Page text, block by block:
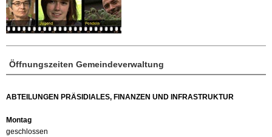
Öffnungszeiten Gemeindeverwaltung
ABTEILUNGEN PRÄSIDIALES, FINANZEN UND INFRASTRUKTUR
Montag
geschlossen